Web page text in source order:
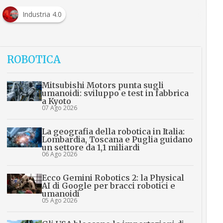
Industria 4.0
ROBOTICA
Mitsubishi Motors punta sugli
umanoidi: sviluppo e test in fabbrica
a Kyoto
07 Ago 2026
La geografia della robotica in Italia:
Lombardia, Toscana e Puglia guidano
un settore da 1,1 miliardi
06 Ago 2026
Ecco Gemini Robotics 2: la Physical
AI di Google per bracci robotici e
umanoidi
05 Ago 2026